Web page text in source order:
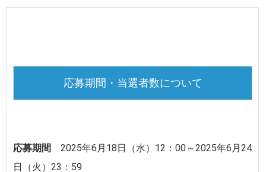
応募期間・当選者数について
応募期間
2025年6月18日（水）12：00～2025年6月24
日（火）23：59